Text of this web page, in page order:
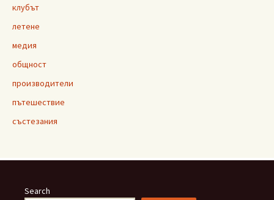
клубът
летене
медия
общност
производители
пътешествие
състезания
Search